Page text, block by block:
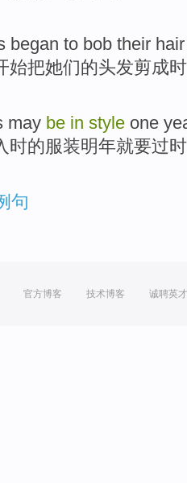
began to bob their hair
始把她们的头发剪成
may be in style one
时的服装明年就要过时
句
官方博客 技术博客 诚聘英才